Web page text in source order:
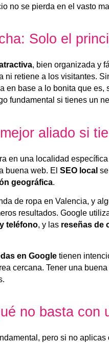
no se pierda en el vasto
Solo el
, bien organizada y
ni retiene a los visitantes.
en base a lo bonita que
fundamental si tienes un
aliado si
en una localidad
buena web. El SEO local
geográfica.
de ropa en Valencia, y
resultados. Google
teléfono, y las reseñas de
en Google tienen
cercana. Tener una
no basta con
pero si no aplicas